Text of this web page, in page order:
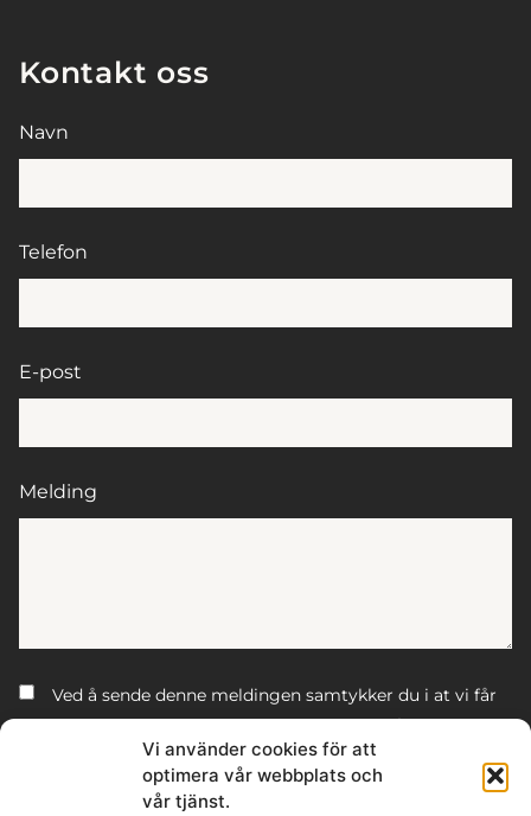
Vi använder cookies för att
optimera vår webbplats och
vår tjänst.
Kontakt oss
Navn
Telefon
E-post
Melding
Ved å sende denne meldingen samtykker du i at vi får
Dette nettstedet er beskyttet av reCAPTCHA og Googlepersonvernerklæring